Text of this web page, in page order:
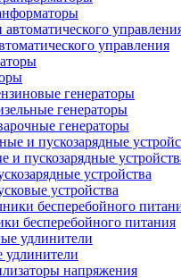
управления
генераторы
генераторы
генераторы
и пускозарядные
устройства
устройства
бесперебойного питания
удлинители